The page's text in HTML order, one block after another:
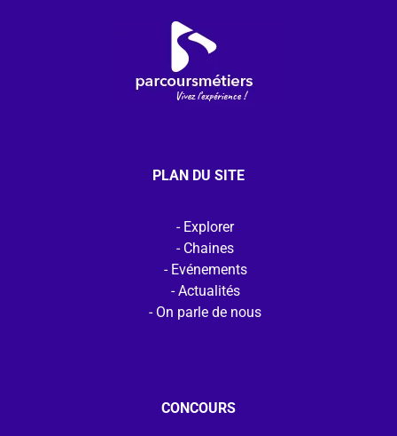
PLAN DU SITE
Explorer
Chaines
Evénements
Actualités
On parle de nous
CONCOURS